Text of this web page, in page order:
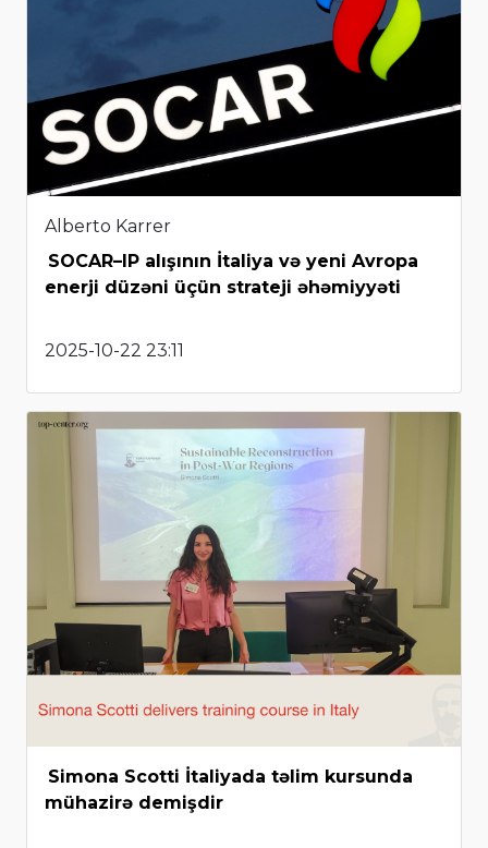
Alberto Karrer
SOCAR–IP alışının İtaliya və yeni Avropa
enerji düzəni üçün strateji əhəmiyyəti
2025-10-22 23:11
Simona Scotti İtaliyada təlim kursunda
mühazirə demişdir